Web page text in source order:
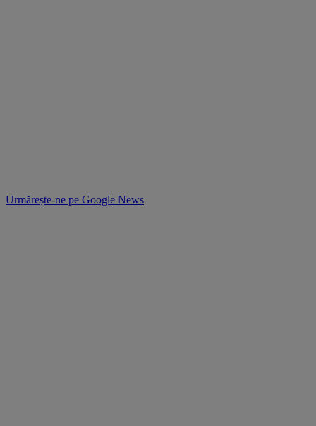
Urmărește-ne pe Google News